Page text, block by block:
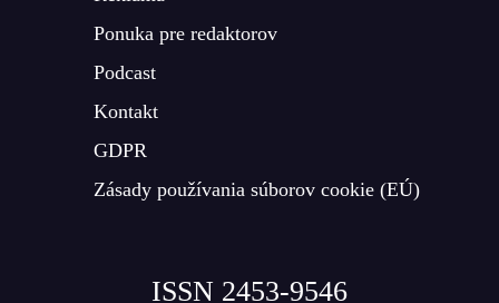
Ponuka pre redaktorov
Podcast
Kontakt
GDPR
Zásady používania súborov cookie (EÚ)
ISSN 2453-9546